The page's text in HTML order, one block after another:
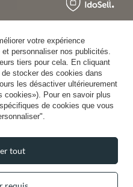
votre expérience
personnaliser nos publicités.
tiers pour cela. En cliquant
stocker des cookies dans
les désactiver ultérieurement
cookies»). Pour en savoir plus
de cookies que vous
tout